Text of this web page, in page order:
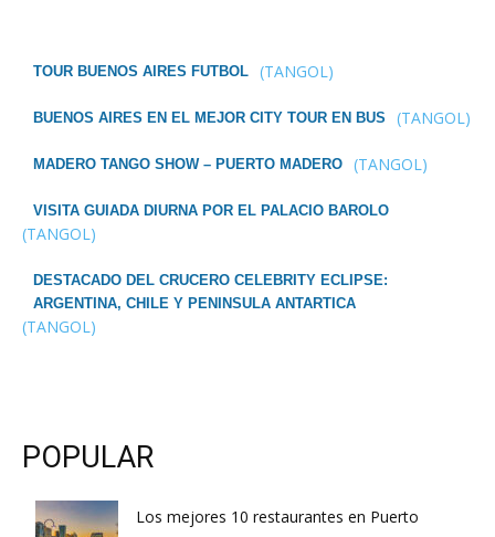
TOUR BUENOS AIRES FUTBOL (TANGOL)
BUENOS AIRES EN EL MEJOR CITY TOUR EN BUS (TANGOL)
MADERO TANGO SHOW – PUERTO MADERO (TANGOL)
VISITA GUIADA DIURNA POR EL PALACIO BAROLO
(TANGOL)
DESTACADO DEL CRUCERO CELEBRITY ECLIPSE:
ARGENTINA, CHILE Y PENINSULA ANTARTICA
(TANGOL)
POPULAR
Los mejores 10 restaurantes en Puerto